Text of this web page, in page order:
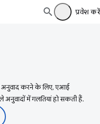
प्रवेश करें
अनुवाद करने के लिए, एआई
में गलतियां हो सकती हैं.